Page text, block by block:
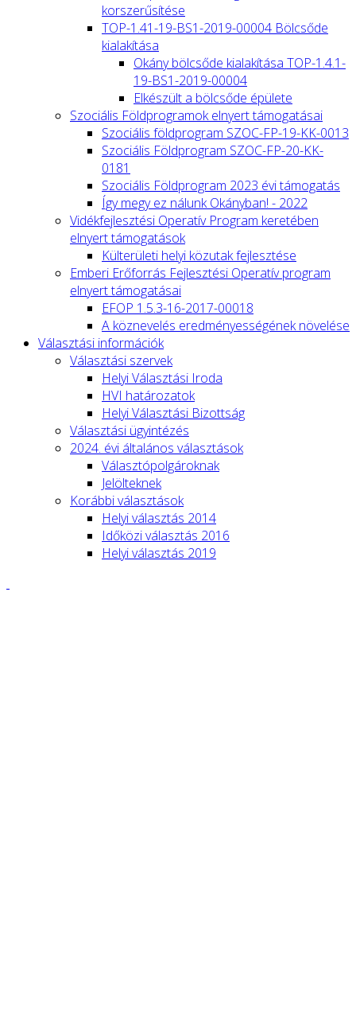
korszerűsítése
TOP-1.41-19-BS1-2019-00004 Bölcsőde
kialakítása
Okány bölcsőde kialakítása TOP-1.4.1-
19-BS1-2019-00004
Elkészült a bölcsőde épülete
Szociális Földprogramok elnyert támogatásai
Szociális földprogram SZOC-FP-19-KK-0013
Szociális Földprogram SZOC-FP-20-KK-
0181
Szociális Földprogram 2023 évi támogatás
Így megy ez nálunk Okányban! - 2022
Vidékfejlesztési Operatív Program keretében
elnyert támogatások
Külterületi helyi közutak fejlesztése
Emberi Erőforrás Fejlesztési Operatív program
elnyert támogatásai
EFOP 1.5.3-16-2017-00018
A köznevelés eredményességének növelése
Választási információk
Választási szervek
Helyi Választási Iroda
HVI határozatok
Helyi Választási Bizottság
Választási ügyintézés
2024. évi általános választások
Választópolgároknak
Jelölteknek
Korábbi választások
Helyi választás 2014
Időközi választás 2016
Helyi választás 2019